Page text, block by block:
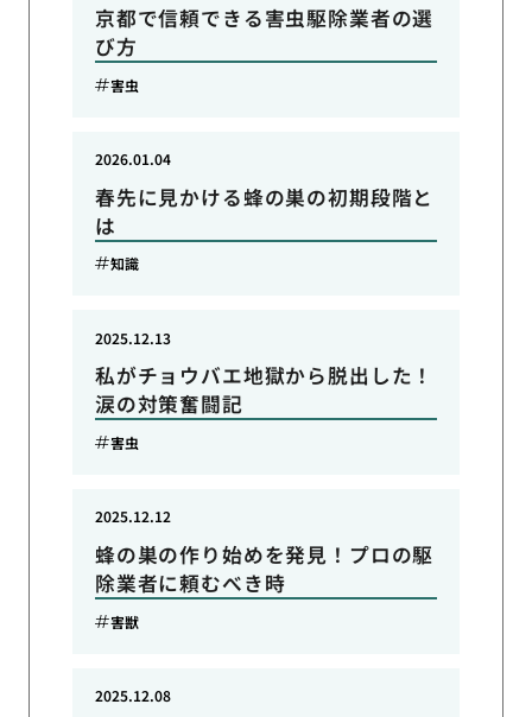
京都で信頼できる害虫駆除業者の選
び方
害虫
春先に見かける蜂の巣の初期段階と
は
2026.01.04
知識
私がチョウバエ地獄から脱出した！
涙の対策奮闘記
2025.12.13
害虫
蜂の巣の作り始めを発見！プロの駆
除業者に頼むべき時
2025.12.12
害獣
2025.12.08